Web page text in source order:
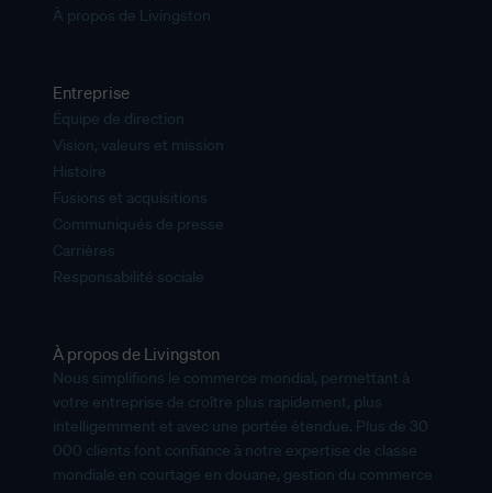
À propos de Livingston
Entreprise
Équipe de direction
Vision, valeurs et mission
Histoire
Fusions et acquisitions
Communiqués de presse
Carrières
Responsabilité sociale
À propos de Livingston
Nous simplifions le commerce mondial, permettant à
votre entreprise de croître plus rapidement, plus
intelligemment et avec une portée étendue. Plus de 30
000 clients font confiance à notre expertise de classe
mondiale en courtage en douane, gestion du commerce